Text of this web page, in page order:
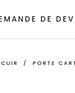
DE
/ PORTE